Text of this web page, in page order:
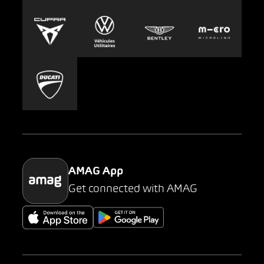
Europcar
Carsharing
Mobility-as-a-Service
Parking
Presse
AMAG App
Get connected with AMAG